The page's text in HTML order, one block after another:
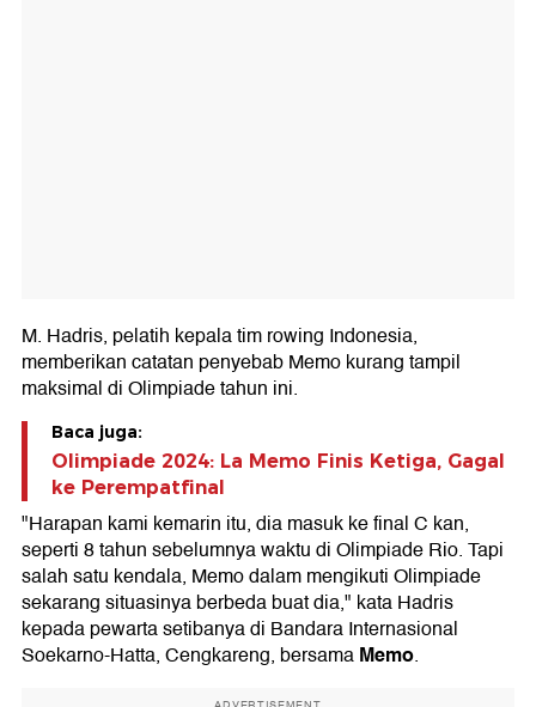
M. Hadris, pelatih kepala tim rowing Indonesia,
memberikan catatan penyebab Memo kurang tampil
maksimal di Olimpiade tahun ini.
Baca juga:
Olimpiade 2024: La Memo Finis Ketiga, Gagal
ke Perempatfinal
"Harapan kami kemarin itu, dia masuk ke final C kan,
seperti 8 tahun sebelumnya waktu di Olimpiade Rio. Tapi
salah satu kendala, Memo dalam mengikuti Olimpiade
sekarang situasinya berbeda buat dia," kata Hadris
kepada pewarta setibanya di Bandara Internasional
Soekarno-Hatta, Cengkareng, bersamaMemo.